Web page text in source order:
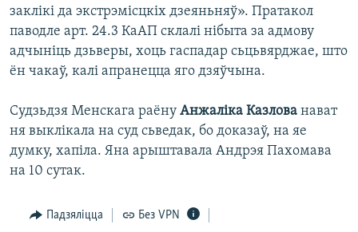
заклікі да экстрэмісцкіх дзеяньняў». Пратакол
паводле арт. 24.3 КаАП склалі нібыта за адмову
адчыніць дзьверы, хоць гаспадар сьцьвярджае, што
ён чакаў, калі апранецца яго дзяўчына.
Судзьдзя Менскага раёну Анжаліка Казлова нават
ня выклікала на суд сьведак, бо доказаў, на яе
думку, хапіла. Яна арыштавала Андрэя Пахомава
на 10 сутак.
Падзяліцца Без VPN